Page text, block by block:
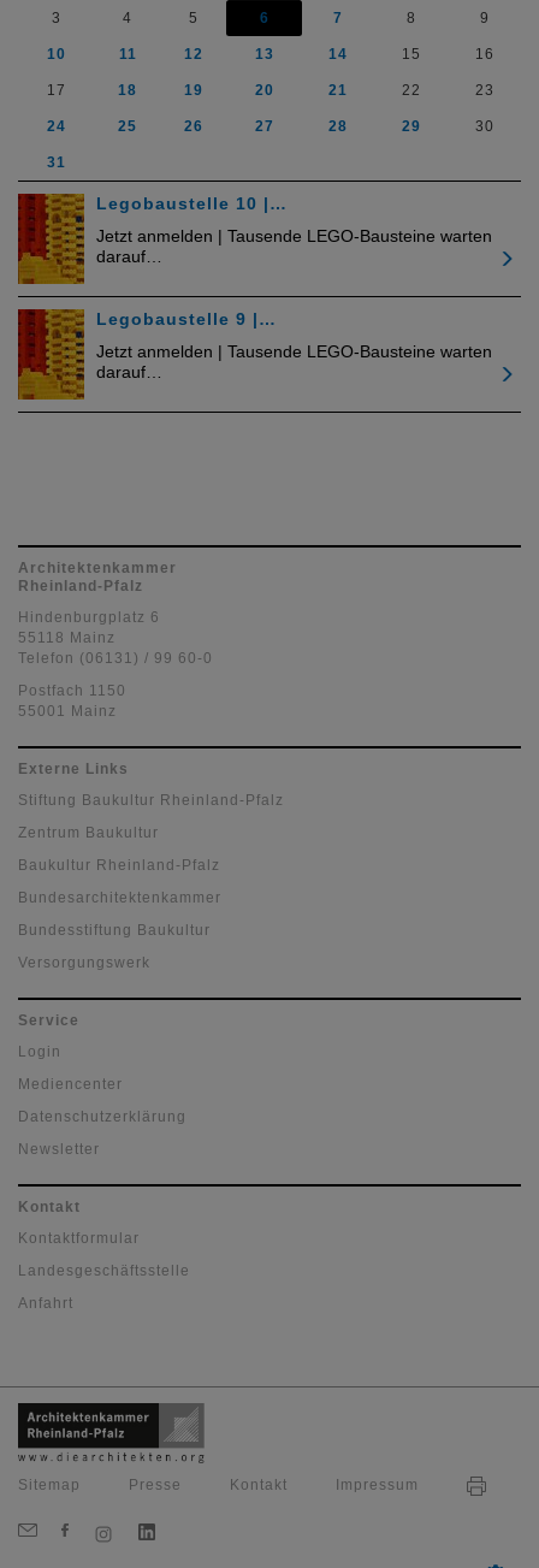
3 4 5 6 7 8 9
10 11 12 13 14 15 16
17 18 19 20 21 22 23
24 25 26 27 28 29 30
31
Legobaustelle 10 |…
Jetzt anmelden | Tausende LEGO-Bausteine warten
darauf…
Legobaustelle 9 |…
Jetzt anmelden | Tausende LEGO-Bausteine warten
darauf…
Architektenkammer
Rheinland-Pfalz
Hindenburgplatz 6
55118 Mainz
Telefon (06131) / 99 60-0
Postfach 1150
55001 Mainz
Externe Links
Stiftung Baukultur Rheinland-Pfalz
Zentrum Baukultur
Baukultur Rheinland-Pfalz
Bundesarchitektenkammer
Bundesstiftung Baukultur
Versorgungswerk
Service
Login
Mediencenter
Datenschutzerklärung
Newsletter
Kontakt
Kontaktformular
Landesgeschäftsstelle
Anfahrt
Sitemap Presse Kontakt Impressum